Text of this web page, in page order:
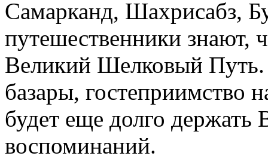
Самарканд, Шахрисабз,
путешественники знают,
Великий Шелковый Путь.
базары, гостеприимство
будет еще долго держать
воспоминаний.